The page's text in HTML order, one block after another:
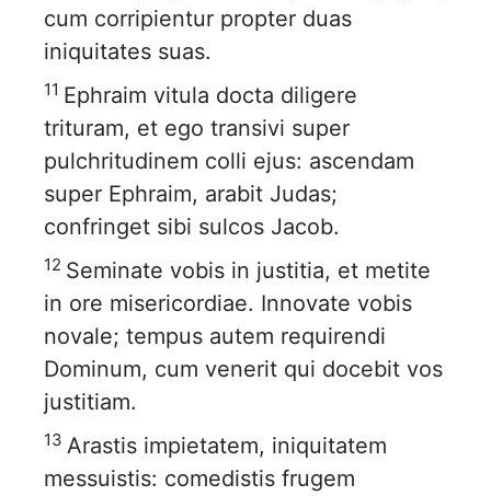
cum corripientur propter duas
iniquitates suas.
11 Ephraim vitula docta diligere
trituram, et ego transivi super
pulchritudinem colli ejus: ascendam
super Ephraim, arabit Judas;
confringet sibi sulcos Jacob.
12 Seminate vobis in justitia, et metite
in ore misericordiae. Innovate vobis
novale; tempus autem requirendi
Dominum, cum venerit qui docebit vos
justitiam.
13 Arastis impietatem, iniquitatem
messuistis: comedistis frugem